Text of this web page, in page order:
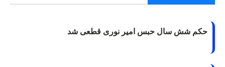
حکم شش سال حبس امیر نوری قطعی شد